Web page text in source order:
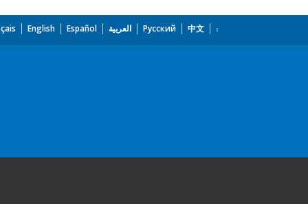
English Español العربية Русский 中文